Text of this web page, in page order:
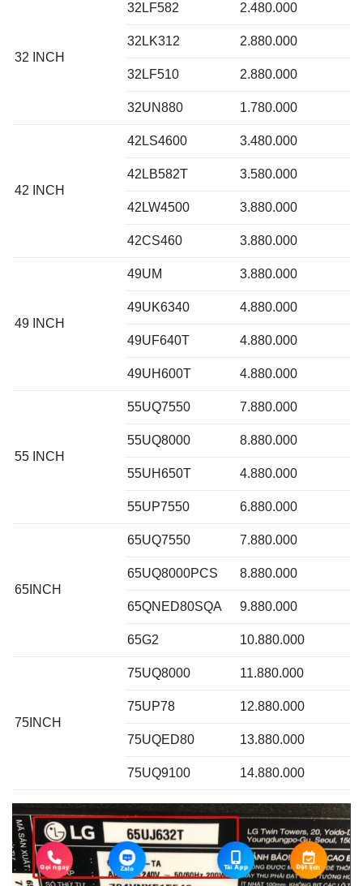
32 INCH
32LF582 2.480.000
32LK312 2.880.000
32LF510 2.880.000
32UN880 1.780.000
42 INCH
42LS4600 3.480.000
42LB582T 3.580.000
42LW4500 3.880.000
42CS460 3.880.000
49 INCH
49UM 3.880.000
49UK6340 4.880.000
49UF640T 4.880.000
49UH600T 4.880.000
55 INCH
55UQ7550 7.880.000
55UQ8000 8.880.000
55UH650T 4.880.000
55UP7550 6.880.000
65INCH
65UQ7550 7.880.000
65UQ8000PCS 8.880.000
65QNED80SQA 9.880.000
65G2 10.880.000
75INCH
75UQ8000 11.880.000
75UP78 12.880.000
75UQED80 13.880.000
75UQ9100 14.880.000
Gọi ngay
Zalo
Zalo Tải App Đặt lịch